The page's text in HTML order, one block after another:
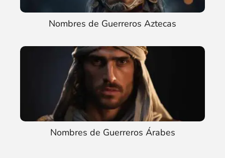
Nombres de Guerreros Aztecas
Nombres de Guerreros Árabes